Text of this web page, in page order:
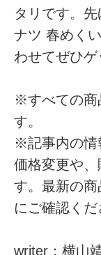
タリです。
ナツ 春めく
わせてぜひゲ
※すべての商
す。
※記事内の情
価格変更や、
す。最新の
にご確認くだ
writer：横山